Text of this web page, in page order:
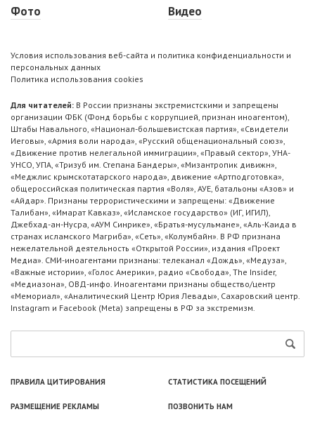
Фото
Видео
Условия использования веб-сайта и политика конфиденциальности и
персональных данных
Политика использования cookies
Для читателей: В России признаны экстремистскими и запрещены
организации ФБК (Фонд борьбы с коррупцией, признан иноагентом),
Штабы Навального, «Национал-большевистская партия», «Свидетели
Иеговы», «Армия воли народа», «Русский общенациональный союз»,
«Движение против нелегальной иммиграции», «Правый сектор», УНА-
УНСО, УПА, «Тризуб им. Степана Бандеры», «Мизантропик дивижн»,
«Меджлис крымскотатарского народа», движение «Артподготовка»,
общероссийская политическая партия «Воля», АУЕ, батальоны «Азов» и
«Айдар». Признаны террористическими и запрещены: «Движение
Талибан», «Имарат Кавказ», «Исламское государство» (ИГ, ИГИЛ),
Джебхад-ан-Нусра, «АУМ Синрике», «Братья-мусульмане», «Аль-Каида в
странах исламского Магриба», «Сеть», «Колумбайн». В РФ признана
нежелательной деятельность «Открытой России», издания «Проект
Медиа». СМИ-иноагентами признаны: телеканал «Дождь», «Медуза»,
«Важные истории», «Голос Америки», радио «Свобода», The Insider,
«Медиазона», ОВД-инфо. Иноагентами признаны общество/центр
«Мемориал», «Аналитический Центр Юрия Левады», Сахаровский центр.
Instagram и Facebook (Metа) запрещены в РФ за экстремизм.
ПРАВИЛА ЦИТИРОВАНИЯ СТАТИСТИКА ПОСЕЩЕНИЙ
РАЗМЕЩЕНИЕ РЕКЛАМЫ ПОЗВОНИТЬ НАМ